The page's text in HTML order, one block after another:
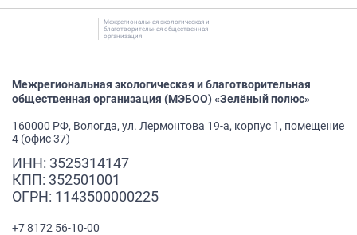
Межрегиональная экологическая и
благотворительная общественная
организация
Межрегиональная экологическая и благотворительная
общественная организация (МЭБОО) «Зелёный полюс»
160000 РФ, Вологда, ул. Лермонтова 19-а, корпус 1, помещение
4 (офис 37)
ИНН: 3525314147
КПП: 352501001
ОГРН: 1143500000225
+7 8172 56-10-00